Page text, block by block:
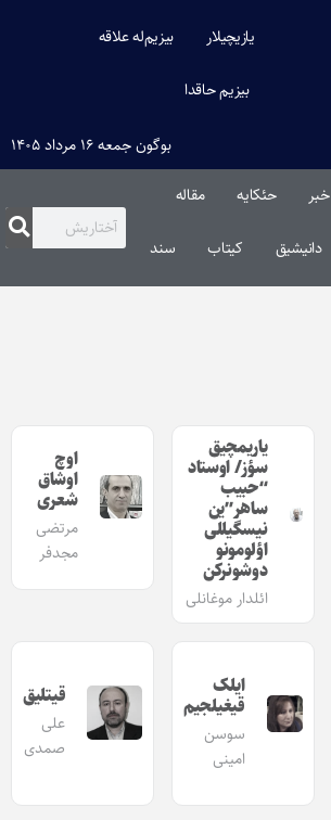
یازیچیلار بیزیم‌له علاقه
بیزیم حاقدا
بوگون جمعه ۱۶ مرداد ۱۴۰۵
خبر حئکایه مقاله‌
دانیشیق کیتاب سند
یاریمچیق
سؤز/ اوستاد
“حبیب
ساهر”ین
نیسگیللی
اؤلومونو
دوشونرکن
ائلدار موغانلی
اوچ
اوشاق
شعری
مرتضی
مجدفر
ایلک
قیغیلجیم
سوسن
امینی
قیتلیق
علی
صمدی